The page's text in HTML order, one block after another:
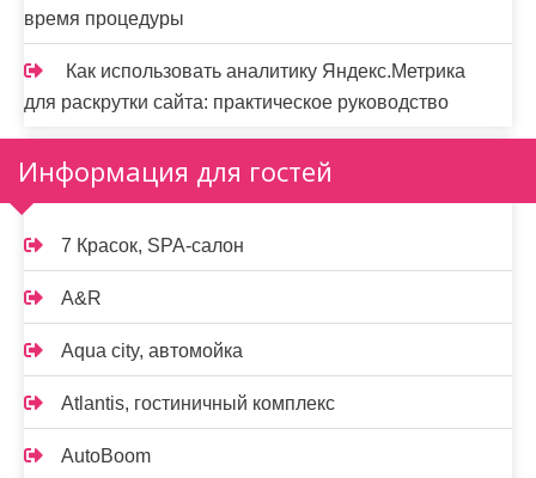
время процедуры
Как использовать аналитику Яндекс.Метрика
для раскрутки сайта: практическое руководство
Информация для гостей
7 Красок, SPA-салон
A&R
Aqua city, автомойка
Atlantis, гостиничный комплекс
AutoBoom